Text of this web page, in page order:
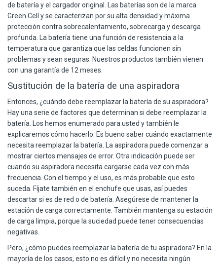
de batería y el cargadororiginal. Las baterías son de la marca
Green Cell y se caracterizan por su alta densidad y máxima
protección contra sobrecalentamiento, sobrecarga y descarga
profunda. La batería tiene una función de resistencia a la
temperatura que garantiza que las celdas funcionen sin
problemas y sean seguras. Nuestros productos también vienen
con una garantía de 12 meses.
Sustitución de la batería de una aspiradora
Entonces, ¿cuándo debe reemplazar la batería de su aspiradora?
Hay una serie de factores que determinan si debe reemplazar la
batería. Los hemos enumerado para usted y también le
explicaremos cómo hacerlo. Es bueno saber cuándo exactamente
necesita reemplazar la batería. La aspiradora puede comenzar a
mostrar ciertos mensajes de error. Otra indicación puede ser
cuando su aspiradora necesita cargarse cada vez con más
frecuencia. Con el tiempo y el uso, es más probable que esto
suceda. Fíjate también en el enchufe que usas, así puedes
descartar si es de red o de batería. Asegúrese de mantener la
estación de carga correctamente. También mantenga su estación
de carga limpia, porque la suciedad puede tener consecuencias
negativas.
Pero, ¿cómo puedes reemplazar la batería de tu aspiradora? En la
mayoría de los casos, esto no es difícil y no necesita ningún